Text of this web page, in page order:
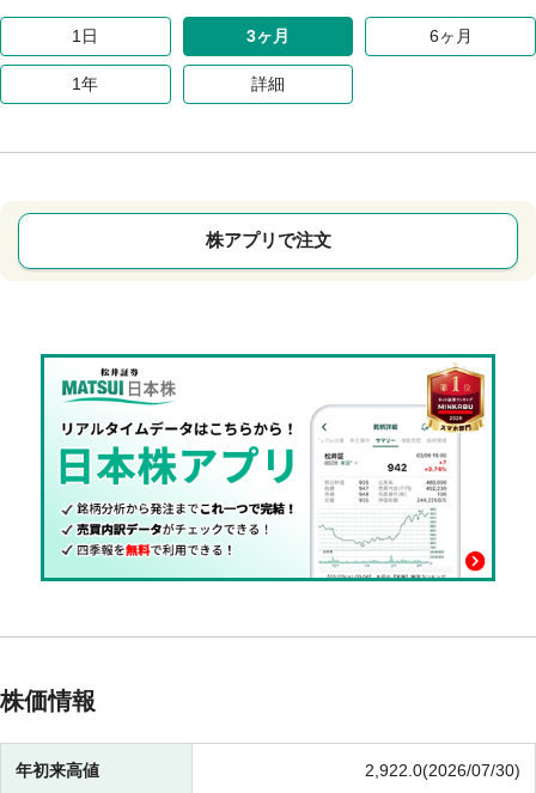
1日 3ヶ月 6ヶ月
1年 詳細
株アプリで注文
株価情報
年初来高値 2,922.0(2026/07/30)